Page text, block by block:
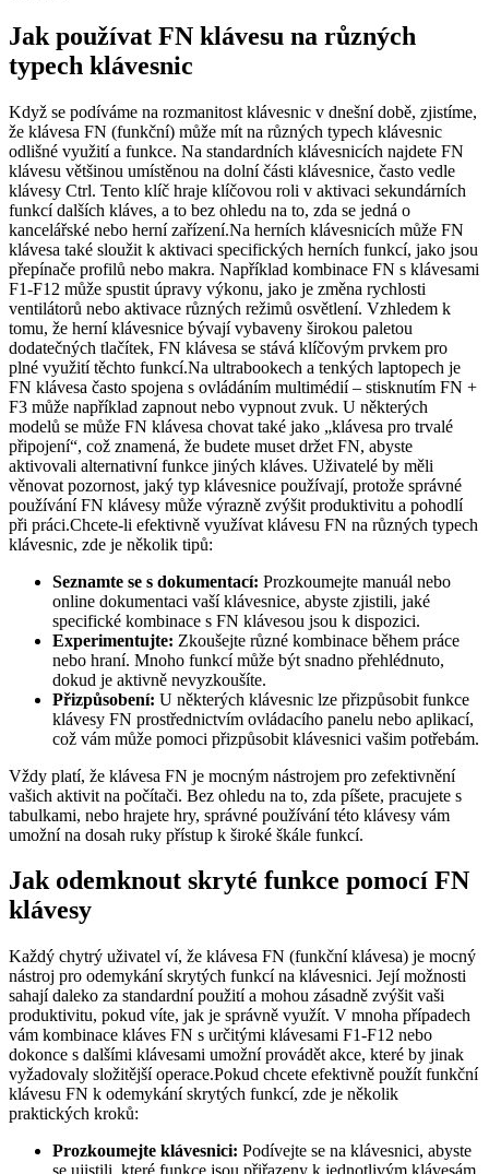
Jak používat FN klávesu na různých
typech klávesnic
Když se podíváme na rozmanitost klávesnic v dnešní době, zjistíme,
že klávesa FN (funkční) může mít na různých typech klávesnic
odlišné využití a funkce. Na standardních klávesnicích najdete FN
klávesu většinou umístěnou na dolní části klávesnice, často vedle
klávesy Ctrl. Tento klíč hraje klíčovou roli v aktivaci sekundárních
funkcí dalších kláves, a to bez ohledu na to, zda se jedná o
kancelářské nebo herní zařízení.Na herních klávesnicích může FN
klávesa také sloužit k aktivaci specifických herních funkcí, jako jsou
přepínače profilů nebo makra. Například kombinace FN s klávesami
F1-F12 může spustit úpravy výkonu, jako je změna rychlosti
ventilátorů nebo aktivace různých režimů osvětlení. Vzhledem k
tomu, že herní klávesnice bývají vybaveny širokou paletou
dodatečných tlačítek, FN klávesa se stává klíčovým prvkem pro
plné využití těchto funkcí.Na ultrabookech a tenkých laptopech je
FN klávesa často spojena s ovládáním multimédií – stisknutím FN +
F3 může například zapnout nebo vypnout zvuk. U některých
modelů se může FN klávesa chovat také jako „klávesa pro trvalé
připojení“, což znamená, že budete muset držet FN, abyste
aktivovali alternativní funkce jiných kláves. Uživatelé by měli
věnovat pozornost, jaký typ klávesnice používají, protože správné
používání FN klávesy může výrazně zvýšit produktivitu a pohodlí
při práci.Chcete-li efektivně využívat klávesu FN na různých typech
klávesnic, zde je několik tipů:
Seznamte se s dokumentací: Prozkoumejte manuál nebo
online dokumentaci vaší klávesnice, abyste zjistili, jaké
specifické kombinace s FN klávesou jsou k dispozici.
Experimentujte: Zkoušejte různé kombinace během práce
nebo hraní. Mnoho funkcí může být snadno přehlédnuto,
dokud je aktivně nevyzkoušíte.
Přizpůsobení: U některých klávesnic lze přizpůsobit funkce
klávesy FN prostřednictvím ovládacího panelu nebo aplikací,
což vám může pomoci přizpůsobit klávesnici vašim potřebám.
Vždy platí, že klávesa FN je mocným nástrojem pro zefektivnění
vašich aktivit na počítači. Bez ohledu na to, zda píšete, pracujete s
tabulkami, nebo hrajete hry, správné používání této klávesy vám
umožní na dosah ruky přístup k široké škále funkcí.
Jak odemknout skryté funkce pomocí FN
klávesy
Každý chytrý uživatel ví, že klávesa FN (funkční klávesa) je mocný
nástroj pro odemykání skrytých funkcí na klávesnici. Její možnosti
sahají daleko za standardní použití a mohou zásadně zvýšit vaši
produktivitu, pokud víte, jak je správně využít. V mnoha případech
vám kombinace kláves FN s určitými klávesami F1-F12 nebo
dokonce s dalšími klávesami umožní provádět akce, které by jinak
vyžadovaly složitější operace.Pokud chcete efektivně použít funkční
klávesu FN k odemykání skrytých funkcí, zde je několik
praktických kroků:
Prozkoumejte klávesnici: Podívejte se na klávesnici, abyste